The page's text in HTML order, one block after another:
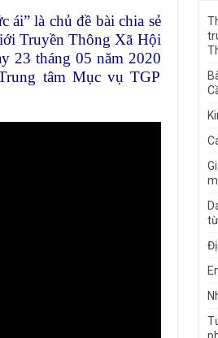
ái” là chủ đề bài chia sẻ
Truyền Thông Xã Hội
23 tháng 05 năm 2020
tâm Mục vụ TGP